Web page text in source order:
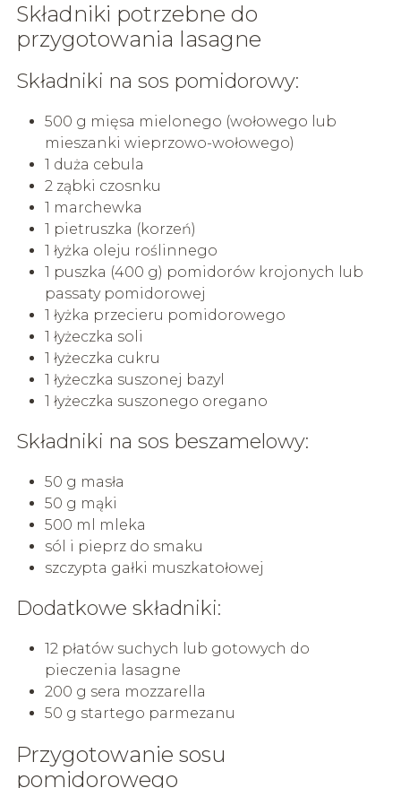
Składniki potrzebne do
przygotowania lasagne
Składniki na sos pomidorowy:
500 g mięsa mielonego (wołowego lub
mieszanki wieprzowo-wołowego)
1 duża cebula
2 ząbki czosnku
1 marchewka
1 pietruszka (korzeń)
1 łyżka oleju roślinnego
1 puszka (400 g) pomidorów krojonych lub
passaty pomidorowej
1 łyżka przecieru pomidorowego
1 łyżeczka soli
1 łyżeczka cukru
1 łyżeczka suszonej bazyl
1 łyżeczka suszonego oregano
Składniki na sos beszamelowy:
50 g masła
50 g mąki
500 ml mleka
sól i pieprz do smaku
szczypta gałki muszkatołowej
Dodatkowe składniki:
12 płatów suchych lub gotowych do
pieczenia lasagne
200 g sera mozzarella
50 g startego parmezanu
Przygotowanie sosu
pomidorowego